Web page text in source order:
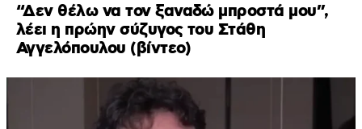
“Δεν θέλω να τον ξαναδώ μπροστά μου”,
λέει η πρώην σύζυγος του Στάθη
Αγγελόπουλου (βίντεο)